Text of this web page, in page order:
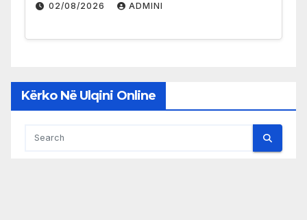
02/08/2026 ADMINI
Kërko Në Ulqini Online